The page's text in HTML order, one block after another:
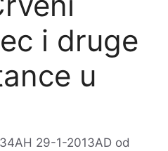
i druge
u
29-1-2013AD od